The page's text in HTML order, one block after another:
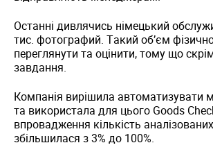
Останні дивлячись німецький
тис. фотографий. Такий об’єм
переглянути та оцінити, тому що
завдання.
Компанія вирішила автоматизувати
та використала для цього Goods
впровадження кількість
збільшилася з 3% до 100%.